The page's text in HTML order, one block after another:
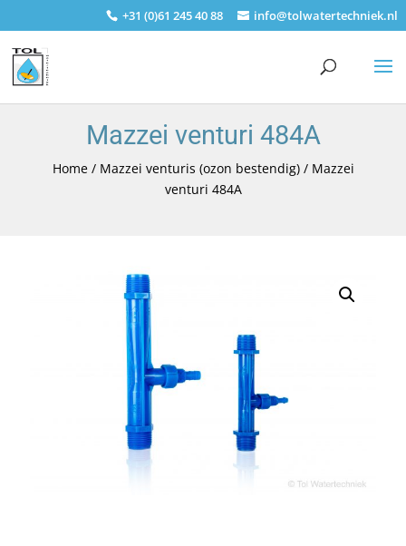
+31 (0)61 245 40 88 info@tolwatertechniek.nl
Mazzei venturi 484A
Home/ Mazzei venturis (ozon bestendig)/ Mazzei
venturi 484A